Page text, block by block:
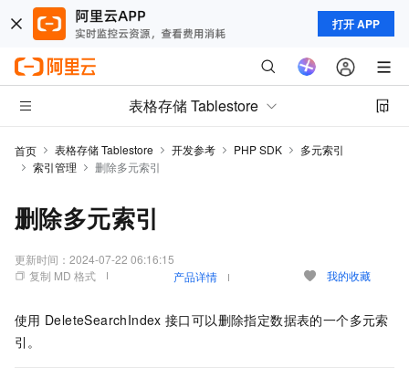
打开 APP
表格存储 Tablestore
首页 表格存储 Tablestore 开发参考 PHP SDK
多元索引
索引管理
删除多元索引
删除多元索引
更新时间： 2024-07-22 06:16:15
复制 MD 格式
产品详情 我的收藏
使用 DeleteSearchIndex 接口可以删除指定数据表的一个多元索
引。